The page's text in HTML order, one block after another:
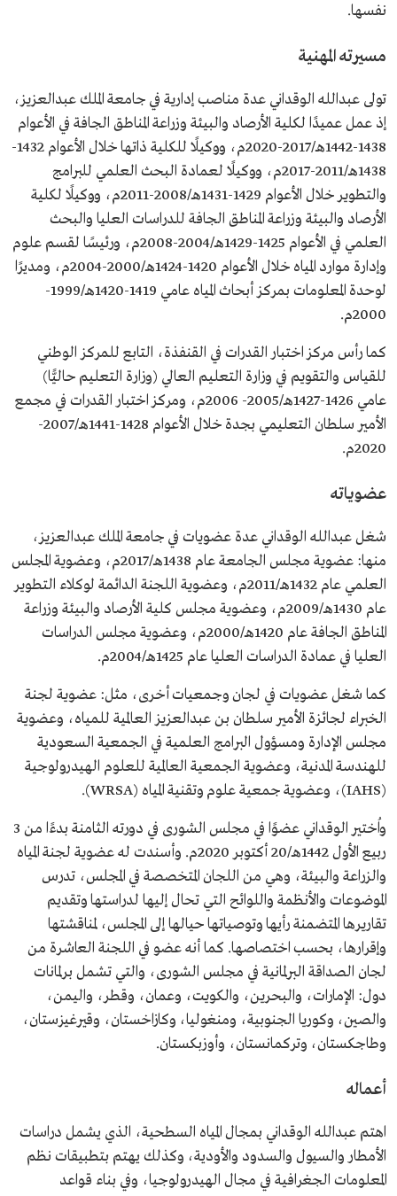
نفسها.
مسيرته المهنية
تولى عبدالله الوقداني عدة مناصب إدارية في جامعة الملك عبدالعزيز،
إذ عمل عميدًا لكلية الأرصاد والبيئة وزراعة المناطق الجافة في الأعوام
1438-1442هـ/2017-2020م، ووكيلًا للكلية ذاتها خلال الأعوام 1432-
1438هـ/2011-2017م، ووكيلًا لعمادة البحث العلمي للبرامج
والتطوير خلال الأعوام 1429-1431هـ/2008-2011م، ووكيلًا لكلية
الأرصاد والبيئة وزراعة المناطق الجافة للدراسات العليا والبحث
العلمي في الأعوام 1425-1429هـ/2004-2008م، ورئيسًا لقسم علوم
وإدارة موارد المياه خلال الأعوام 1420-1424هـ/2000-2004م، ومديرًا
لوحدة المعلومات بمركز أبحاث المياه عامي 1419-1420هـ/1999-
2000م.
كما رأس مركز اختبار القدرات في القنفذة، التابع للمركز الوطني
للقياس والتقويم في وزارة التعليم العالي (وزارة التعليم حاليًّا)
عامي 1426-1427هـ/2005- 2006م، ومركز اختبار القدرات في مجمع
الأمير سلطان التعليمي بجدة خلال الأعوام 1428-1441هـ/2007-
2020م.
عضوياته
شغل عبدالله الوقداني عدة عضويات في جامعة الملك عبدالعزيز،
منها: عضوية مجلس الجامعة عام 1438هـ/2017م، وعضوية المجلس
العلمي عام 1432هـ/2011م، وعضوية اللجنة الدائمة لوكلاء التطوير
عام 1430هـ/2009م، وعضوية مجلس كلية الأرصاد والبيئة وزراعة
المناطق الجافة عام 1420هـ/2000م، وعضوية مجلس الدراسات
العليا في عمادة الدراسات العليا عام 1425هـ/2004م.
كما شغل عضويات في لجان وجمعيات أخرى، مثل: عضوية لجنة
الخبراء لجائزة الأمير سلطان بن عبدالعزيز العالمية للمياه، وعضوية
مجلس الإدارة ومسؤول البرامج العلمية في الجمعية السعودية
للهندسة المدنية، وعضوية الجمعية العالمية للعلوم الهيدرولوجية
(IAHS)، وعضوية جمعية علوم وتقنية المياه (WRSA).
واُختير الوقداني عضوًا في مجلس الشورى في دورته الثامنة بدءًا من 3
ربيع الأول 1442هـ/20 أكتوبر 2020م. وأسندت له عضوية لجنة المياه
والزراعة والبيئة، وهي من اللجان المتخصصة في المجلس، تدرس
الموضوعات والأنظمة واللوائح التي تحال إليها لدراستها وتقديم
تقاريرها المتضمنة رأيها وتوصياتها حيالها إلى المجلس، لمناقشتها
وإقرارها، بحسب اختصاصها. كما أنه عضو في اللجنة العاشرة من
لجان الصداقة البرلمانية في مجلس الشورى، والتي تشمل برلمانات
دول: الإمارات، والبحرين، والكويت، وعمان، وقطر، واليمن،
والصين، وكوريا الجنوبية، ومنغوليا، وكازاخستان، وقيرغيزستان،
وطاجكستان، وتركمانستان، وأوزبكستان.
أعماله
اهتم عبدالله الوقداني بمجال المياه السطحية، الذي يشمل دراسات
الأمطار والسيول والسدود والأودية، وكذلك يهتم بتطبيقات نظم
المعلومات الجغرافية في مجال الهيدرولوجيا، وفي بناء قواعد